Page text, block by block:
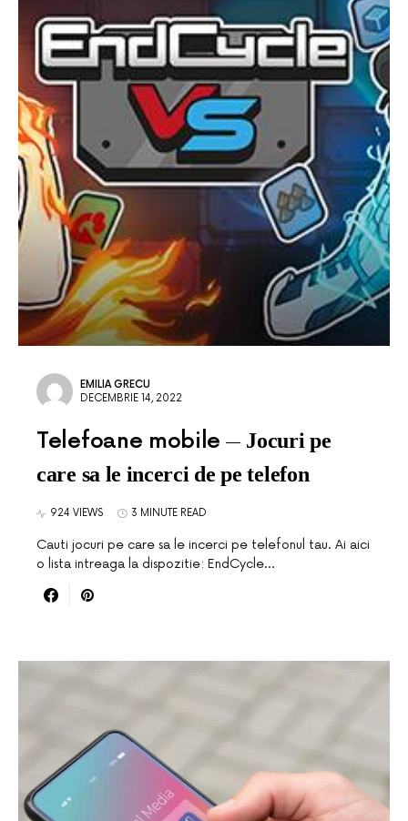
EMILIA GRECU
DECEMBRIE 14, 2022
Telefoane mobile
Jocuri pe
care sa le incerci de pe telefon
924 VIEWS 3 MINUTE READ
Cauti jocuri pe care sa le incerci pe telefonul tau. Ai aici
o lista intreaga la dispozitie: EndCycle…